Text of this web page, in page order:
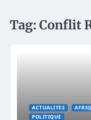
Tag: Conflit
ACTUALITES
POLITIQUE